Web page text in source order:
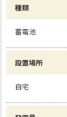
種類
蓄電池
設置場所
自宅